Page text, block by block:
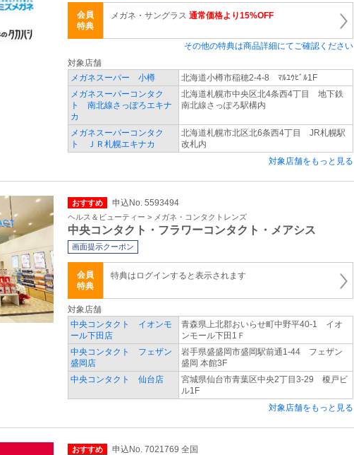
会員
特典
メガネ・サングラス 通常価格より15%OFF
その他の特典は商品詳細にてご確認ください
対象店舗
メガネスーパー 小樽
北海道小樽市稲穂2-4-8 ﾏﾙﾕｳﾋﾞﾙ1F
メガネスーパーコンタク
ト 南北線さっぽろエキナ
カ
北海道札幌市中央区北4条西4丁目 地下鉄
南北線さっぽろ駅構内
メガネスーパーコンタク
ト ＪＲ札幌エキナカ
北海道札幌市北区北6条西4丁目 JR札幌駅
改札内
対象店舗をもっと見る
おすすめ 申込No. 5593494
ヘルス＆ビューティー > メガネ・コンタクトレンズ
中央コンタクト・フラワーコンタクト・メアシス
画面提示クーポン
会員
特典
特典はログインすると表示されます
対象店舗
中央コンタクト イオンモ
ール下田店
青森県上北郡おいらせ町中野平40-1 イオ
ンモール下田1Ｆ
中央コンタクト フェザン
盛岡店
岩手県盛盛岡市盛岡駅前通1-44 フェザン
盛岡 本館3F
中央コンタクト 仙台店
宮城県仙台市青葉区中央2丁目3-29 榎戸ビ
ル1F
対象店舗をもっと見る
おすすめ 申込No. 7021769 全国